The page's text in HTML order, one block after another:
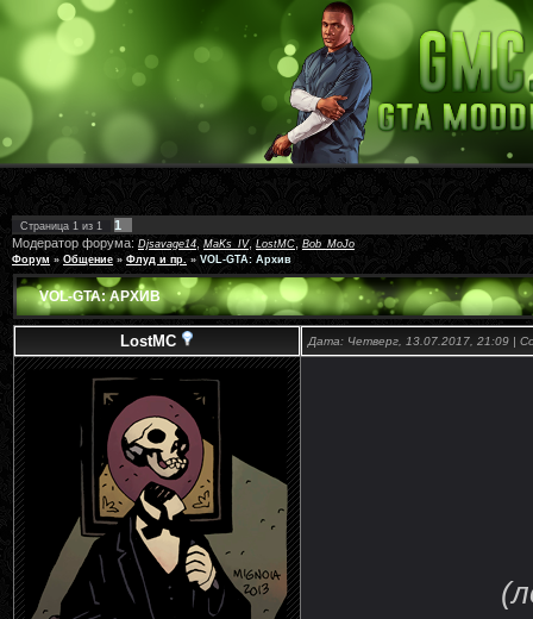
Страница 1 из 1
1
Модератор форума:Djsavage14 MaKs_IV, LostMC Bob_MoJo
Форум » Общение » Флуд и пр. » VOL-GTA: Архив
VOL-GTA: АРХИВ
LostMC Дата: Четверг, 13.07.2017, 21:09 |